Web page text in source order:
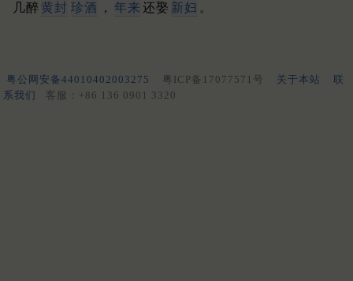
几醉 黄封 珍酒 ， 年来 还娶 新妇 。
粤公网安备44010402003275 粤ICP备17077571号 关于本站
联
系我们
客服：+86 136 0901 3320